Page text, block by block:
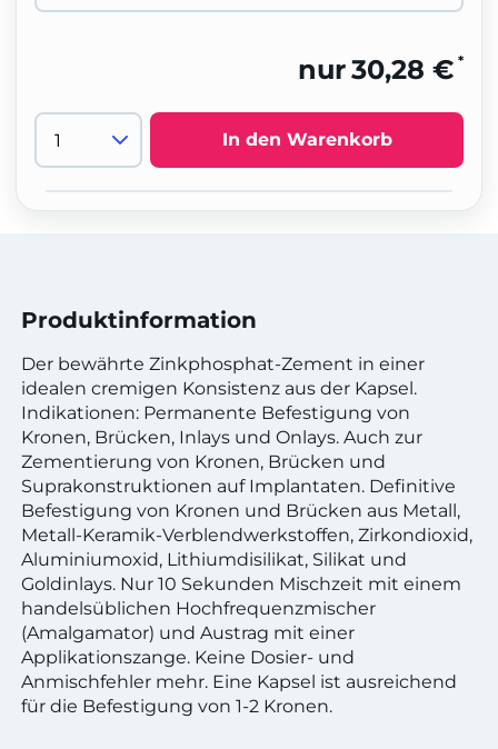
nur30,28 € *
In den Warenkorb
Produktinformation
Der bewährte Zinkphosphat-Zement in einer
idealen cremigen Konsistenz aus der Kapsel.
Indikationen: Permanente Befestigung von
Kronen, Brücken, Inlays und Onlays. Auch zur
Zementierung von Kronen, Brücken und
Suprakonstruktionen auf Implantaten. Definitive
Befestigung von Kronen und Brücken aus Metall,
Metall-Keramik-Verblendwerkstoffen, Zirkondioxid,
Aluminiumoxid, Lithiumdisilikat, Silikat und
Goldinlays. Nur 10 Sekunden Mischzeit mit einem
handelsüblichen Hochfrequenzmischer
(Amalgamator) und Austrag mit einer
Applikationszange. Keine Dosier- und
Anmischfehler mehr. Eine Kapsel ist ausreichend
für die Befestigung von 1-2 Kronen.